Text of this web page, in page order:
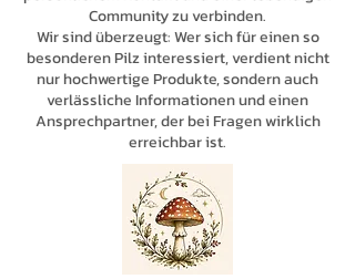
Community zu verbinden.
Wir sind überzeugt: Wer sich für einen so
besonderen Pilz interessiert, verdient nicht
nur hochwertige Produkte, sondern auch
verlässliche Informationen und einen
Ansprechpartner, der bei Fragen wirklich
erreichbar ist.